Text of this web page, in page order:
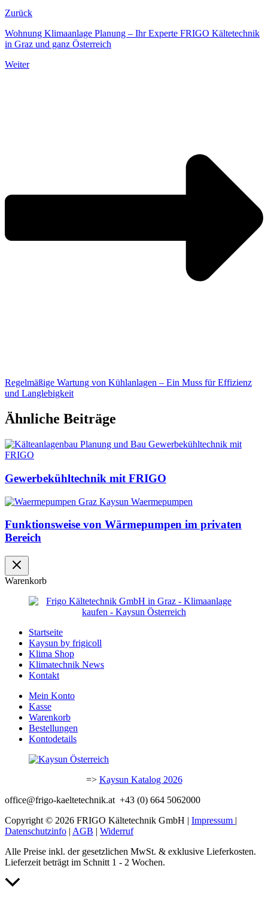
Zurück
Wohnung Klimaanlage Planung – Ihr Experte FRIGO Kältetechnik
in Graz und ganz Österreich
Weiter
Regelmäßige Wartung von Kühlanlagen – Ein Muss für Effizienz
und Langlebigkeit
Ähnliche Beiträge
Gewerbekühltechnik mit FRIGO
Funktionsweise von Wärmepumpen im privaten
Bereich
Warenkorb
Startseite
Kaysun by frigicoll
Klima Shop
Klimatechnik News
Kontakt
Mein Konto
Kasse
Warenkorb
Bestellungen
Kontodetails
=> Kaysun Katalog 2026
office@frigo-kaeltetechnik.at +43 (0) 664 5062000
Copyright © 2026 FRIGO Kältetechnik GmbH | Impressum |
Datenschutzinfo | AGB | Widerruf
Alle Preise inkl. der gesetzlichen MwSt. & exklusive Lieferkosten.
Lieferzeit beträgt im Schnitt 1 - 2 Wochen.